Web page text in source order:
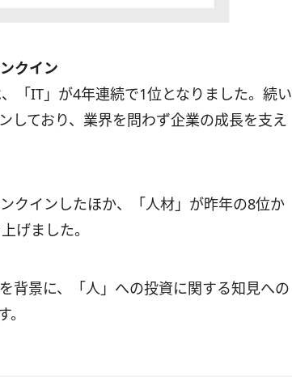
クイン
「IT」が4年連続で1位となりました。続い
しており、業界を問わず企業の成長を支え
クインしたほか、「人材」が昨年の8位か
げました。
背景に、「人」への投資に関する知見への